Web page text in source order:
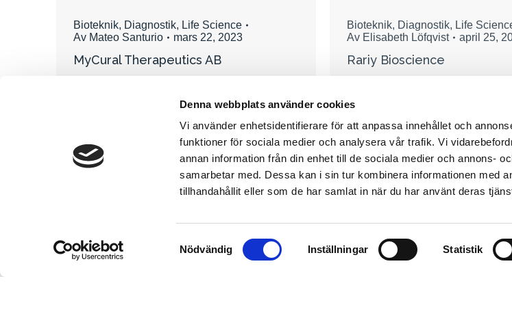
Denna webbplats använder cookies
Vi använder enhetsidentifierare för att anpassa innehållet och
funktioner för sociala medier och analysera vår trafik. Vi
annan information från din enhet till de sociala medier och annons-
samarbetar med. Dessa kan i sin tur kombinera informationen med
tillhandahållit eller som de har samlat in när du har använt deras
Samtyckesval
Nödvändig Inställningar Statistik
Bioteknik, Diagnostik, Life Science
Av Mateo Santurio mars 22, 2023
MyCural Therapeutics AB
Bioteknik, Diagnostik, Life
Av Elisabeth Löfqvist april 25,
Rariy Bioscience